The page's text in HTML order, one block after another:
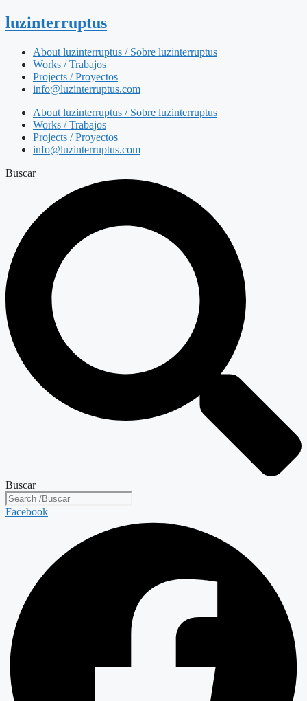
luzinterruptus
About luzinterruptus / Sobre luzinterruptus
Works / Trabajos
Projects / Proyectos
info@luzinterruptus.com
About luzinterruptus / Sobre luzinterruptus
Works / Trabajos
Projects / Proyectos
info@luzinterruptus.com
Buscar
Buscar
Facebook